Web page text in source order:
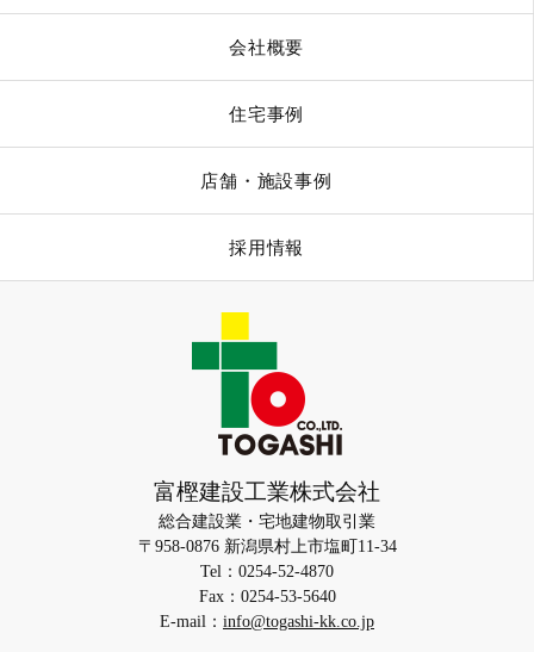
会社概要
住宅事例
店舗・施設事例
採用情報
富樫建設工業株式会社
総合建設業・宅地建物取引業
〒958-0876 新潟県村上市塩町11-34
Tel：0254-52-4870
Fax：0254-53-5640
E-mail： info@togashi-kk.co.jp